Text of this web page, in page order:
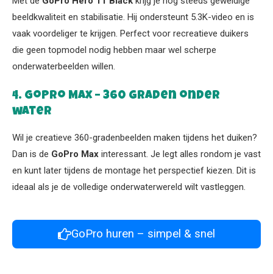
beeldkwaliteit en stabilisatie. Hij ondersteunt 5.3K-video en is
vaak voordeliger te krijgen. Perfect voor recreatieve duikers
die geen topmodel nodig hebben maar wel scherpe
onderwaterbeelden willen.
4. GoPro Max – 360 graden onder
water
Wil je creatieve 360-gradenbeelden maken tijdens het duiken?
Dan is de GoPro Max interessant. Je legt alles rondom je vast
en kunt later tijdens de montage het perspectief kiezen. Dit is
ideaal als je de volledige onderwaterwereld wilt vastleggen.
GoPro huren – simpel & snel